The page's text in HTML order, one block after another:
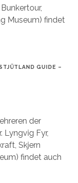
Museum) findet
GUIDE –
der
Lyngvig Fyr,
Skjern
findet auch